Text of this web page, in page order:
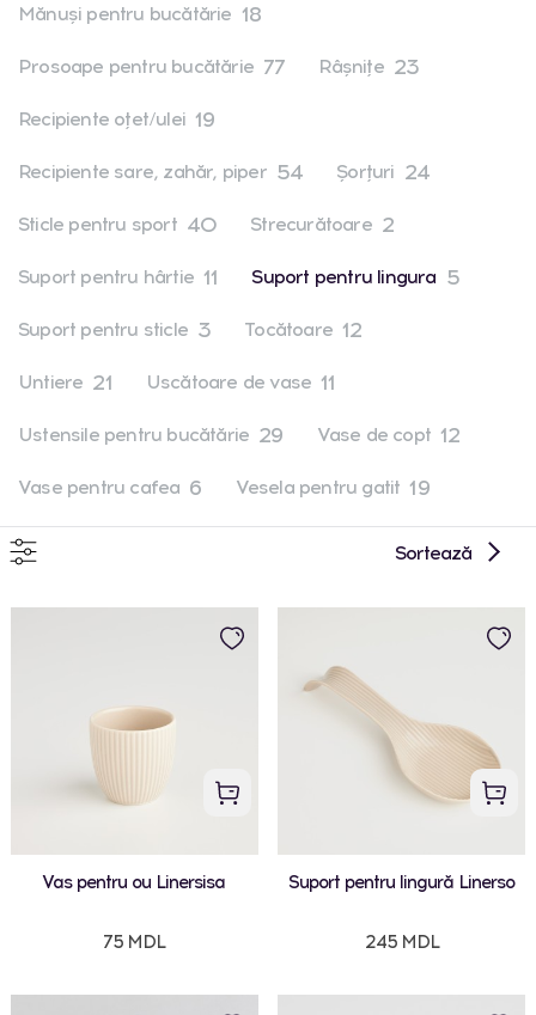
Mănuşi pentru bucătărie 18
Prosoape pentru bucătărie 77 Râşniţe 23
Recipiente oţet/ulei 19
Recipiente sare, zahăr, piper 54 Şorţuri 24
Sticle pentru sport 40 Strecurătoare 2
Suport pentru hârtie 11 Suport pentru lingura 5
Suport pentru sticle 3 Tocătoare 12
Untiere 21 Uscătoare de vase 11
Ustensile pentru bucătărie 29 Vase de copt 12
Vase pentru cafea 6 Vesela pentru gatit 19
Sortează
Vas pentru ou Linersisa
75 MDL
Suport pentru lingură Linerso
245 MDL